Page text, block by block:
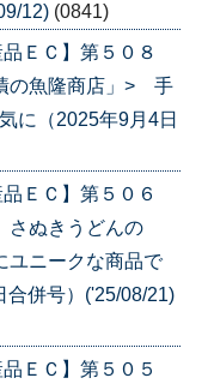
12) (0841)
ＥＣ】第５０８
の魚隆商店」> 手
に（2025年9月4日
ＥＣ】第５０６
ぬきうどんの
ユニークな商品で
併号）('25/08/21)
ＥＣ】第５０５